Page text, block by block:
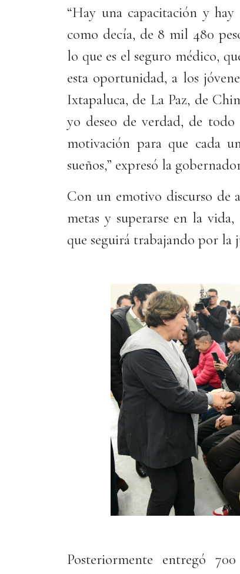
“Hay una capacitación y
como decía, de 8 mil 480
lo que es el seguro médico,
esta oportunidad, a los
Ixtapaluca, de La Paz, de
yo deseo de verdad, de
motivación para que cada
sueños,” expresó la
Con un emotivo discurso de
metas y superarse en la
que seguirá trabajando por la
Posteriormente entregó